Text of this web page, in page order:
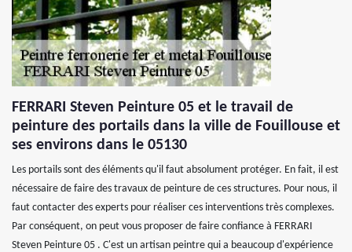
FERRARI Steven Peinture 05 et le travail de
peinture des portails dans la ville de Fouillouse et
ses environs dans le 05130
Les portails sont des éléments qu'il faut absolument protéger. En fait, il est
nécessaire de faire des travaux de peinture de ces structures. Pour nous, il
faut contacter des experts pour réaliser ces interventions très complexes.
Par conséquent, on peut vous proposer de faire confiance à FERRARI
Steven Peinture 05 . C'est un artisan peintre qui a beaucoup d'expérience